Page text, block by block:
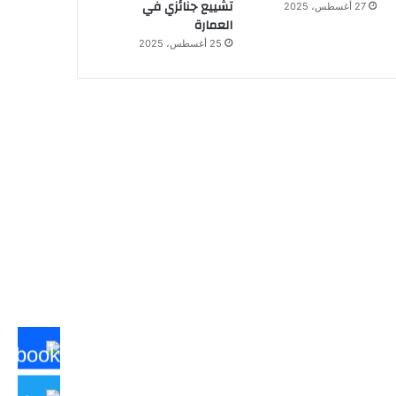
27 أغسطس، 2025
تشييع جنائزي في
العمارة
25 أغسطس، 2025